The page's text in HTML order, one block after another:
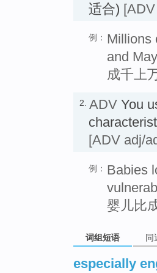
适合)
例： Millions
and
成千上
2. ADV You
[ADV adj/
例： Babies
婴儿比
词组短语 同
especially